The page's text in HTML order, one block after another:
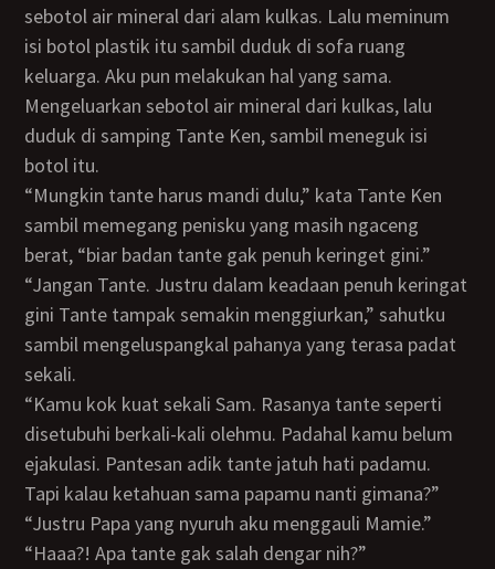
sebotol air mineral dari alam kulkas. Lalu meminum
isi botol plastik itu sambil duduk di sofa ruang
keluarga. Aku pun melakukan hal yang sama.
Mengeluarkan sebotol air mineral dari kulkas, lalu
duduk di samping Tante Ken, sambil meneguk isi
botol itu.
“Mungkin tante harus mandi dulu,” kata Tante Ken
sambil memegang penisku yang masih ngaceng
berat, “biar badan tante gak penuh keringet gini.”
“Jangan Tante. Justru dalam keadaan penuh keringat
gini Tante tampak semakin menggiurkan,” sahutku
sambil mengeluspangkal pahanya yang terasa padat
sekali.
“Kamu kok kuat sekali Sam. Rasanya tante seperti
disetubuhi berkali-kali olehmu. Padahal kamu belum
ejakulasi. Pantesan adik tante jatuh hati padamu.
Tapi kalau ketahuan sama papamu nanti gimana?”
“Justru Papa yang nyuruh aku menggauli Mamie.”
“Haaa?! Apa tante gak salah dengar nih?”